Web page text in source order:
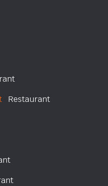
Restaurant